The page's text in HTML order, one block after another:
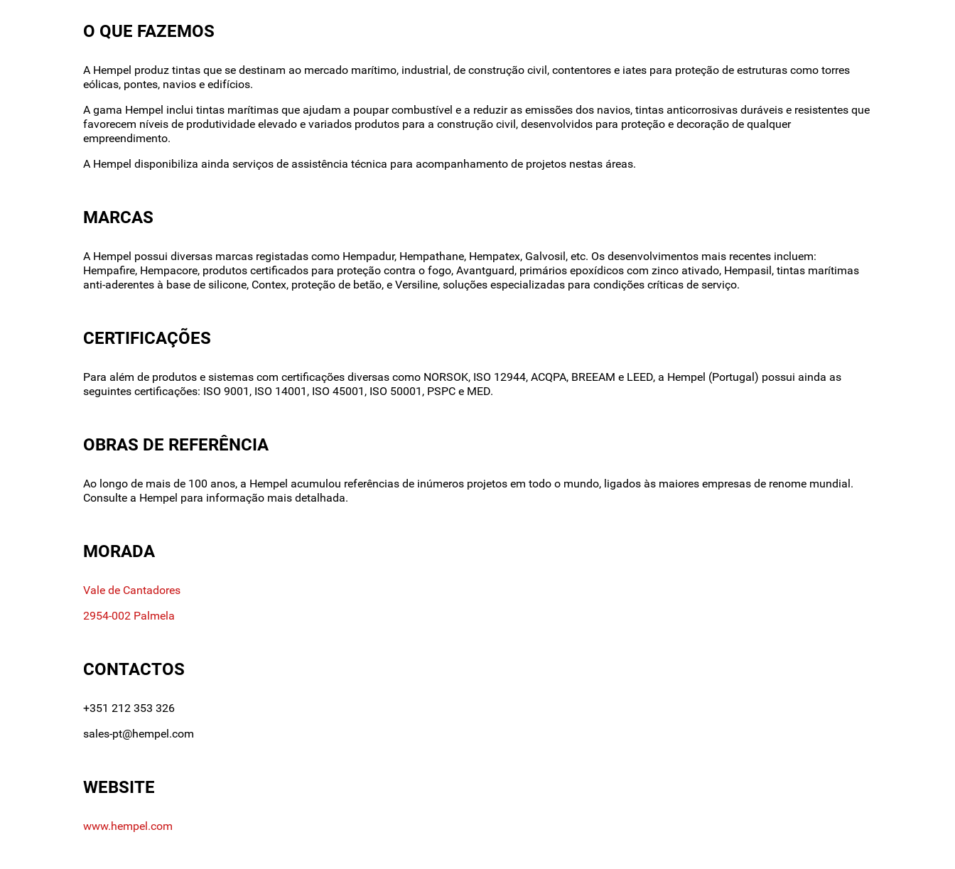
O QUE FAZEMOS
A Hempel produz tintas que se destinam ao mercado marítimo, industrial, de construção civil, contentores e iates para proteção de estruturas como torres
eólicas, pontes, navios e edifícios.
A gama Hempel inclui tintas marítimas que ajudam a poupar combustível e a reduzir as emissões dos navios, tintas anticorrosivas duráveis e resistentes que
favorecem níveis de produtividade elevado e variados produtos para a construção civil, desenvolvidos para proteção e decoração de qualquer
empreendimento.
A Hempel disponibiliza ainda serviços de assistência técnica para acompanhamento de projetos nestas áreas.
MARCAS
A Hempel possui diversas marcas registadas como Hempadur, Hempathane, Hempatex, Galvosil, etc. Os desenvolvimentos mais recentes incluem:
Hempafire, Hempacore, produtos certificados para proteção contra o fogo, Avantguard, primários epoxídicos com zinco ativado, Hempasil, tintas marítimas
anti-aderentes à base de silicone, Contex, proteção de betão, e Versiline, soluções especializadas para condições críticas de serviço.
CERTIFICAÇÕES
Para além de produtos e sistemas com certificações diversas como NORSOK, ISO 12944, ACQPA, BREEAM e LEED, a Hempel (Portugal) possui ainda as
seguintes certificações: ISO 9001, ISO 14001, ISO 45001, ISO 50001, PSPC e MED.
OBRAS DE REFERÊNCIA
Ao longo de mais de 100 anos, a Hempel acumulou referências de inúmeros projetos em todo o mundo, ligados às maiores empresas de renome mundial.
Consulte a Hempel para informação mais detalhada.
MORADA
Vale de Cantadores
2954-002 Palmela
CONTACTOS
+351 212 353 326
sales-pt@hempel.com
WEBSITE
www.hempel.com